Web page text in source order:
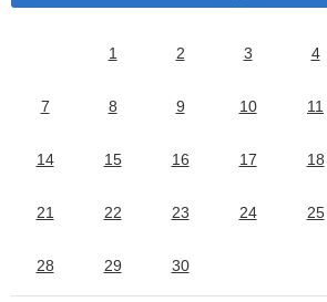
1 2 3 4
7 8 9 10 11
14 15 16 17 18
21 22 23 24 25
28 29 30